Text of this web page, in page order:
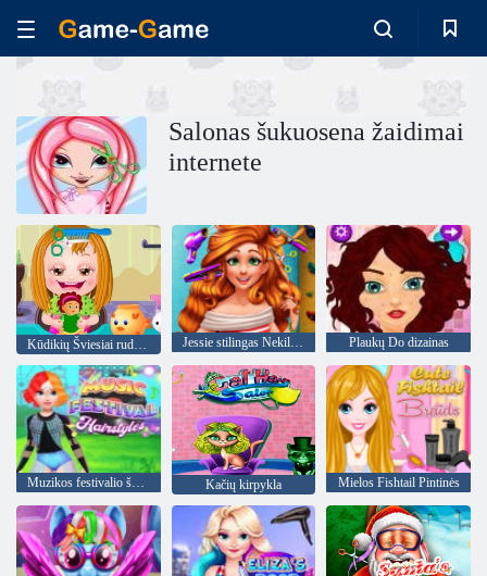
Salonas šukuosena žaidimai
internete
Kūdikių Šviesiai ruda Plaukų priežiūra Jessie stilingas Nekilnojamasis kirpimo Plaukų Do dizainas
Muzikos festivalio šukuosenos Kačių kirpykla Mielos Fishtail Pintinės